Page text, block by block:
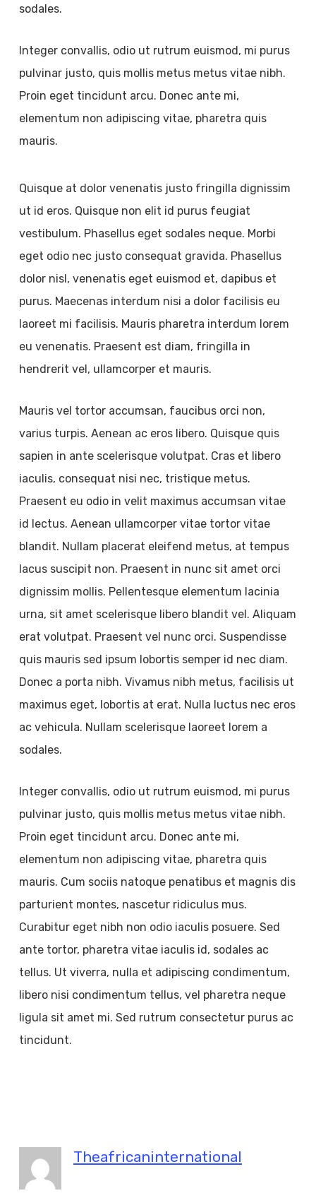
sodales.
Integer convallis, odio ut rutrum euismod, mi purus
pulvinar justo, quis mollis metus metus vitae nibh.
Proin eget tincidunt arcu. Donec ante mi,
elementum non adipiscing vitae, pharetra quis
mauris.
Quisque at dolor venenatis justo fringilla dignissim
ut id eros. Quisque non elit id purus feugiat
vestibulum. Phasellus eget sodales neque. Morbi
eget odio nec justo consequat gravida. Phasellus
dolor nisl, venenatis eget euismod et, dapibus et
purus. Maecenas interdum nisi a dolor facilisis eu
laoreet mi facilisis. Mauris pharetra interdum lorem
eu venenatis. Praesent est diam, fringilla in
hendrerit vel, ullamcorper et mauris.
Mauris vel tortor accumsan, faucibus orci non,
varius turpis. Aenean ac eros libero. Quisque quis
sapien in ante scelerisque volutpat. Cras et libero
iaculis, consequat nisi nec, tristique metus.
Praesent eu odio in velit maximus accumsan vitae
id lectus. Aenean ullamcorper vitae tortor vitae
blandit. Nullam placerat eleifend metus, at tempus
lacus suscipit non. Praesent in nunc sit amet orci
dignissim mollis. Pellentesque elementum lacinia
urna, sit amet scelerisque libero blandit vel. Aliquam
erat volutpat. Praesent vel nunc orci. Suspendisse
quis mauris sed ipsum lobortis semper id nec diam.
Donec a porta nibh. Vivamus nibh metus, facilisis ut
maximus eget, lobortis at erat. Nulla luctus nec eros
ac vehicula. Nullam scelerisque laoreet lorem a
sodales.
Integer convallis, odio ut rutrum euismod, mi purus
pulvinar justo, quis mollis metus metus vitae nibh.
Proin eget tincidunt arcu. Donec ante mi,
elementum non adipiscing vitae, pharetra quis
mauris. Cum sociis natoque penatibus et magnis dis
parturient montes, nascetur ridiculus mus.
Curabitur eget nibh non odio iaculis posuere. Sed
ante tortor, pharetra vitae iaculis id, sodales ac
tellus. Ut viverra, nulla et adipiscing condimentum,
libero nisi condimentum tellus, vel pharetra neque
ligula sit amet mi. Sed rutrum consectetur purus ac
tincidunt.
Theafricaninternational